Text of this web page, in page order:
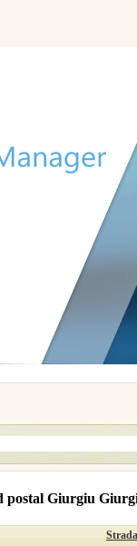
postal Giurgiu
Strada